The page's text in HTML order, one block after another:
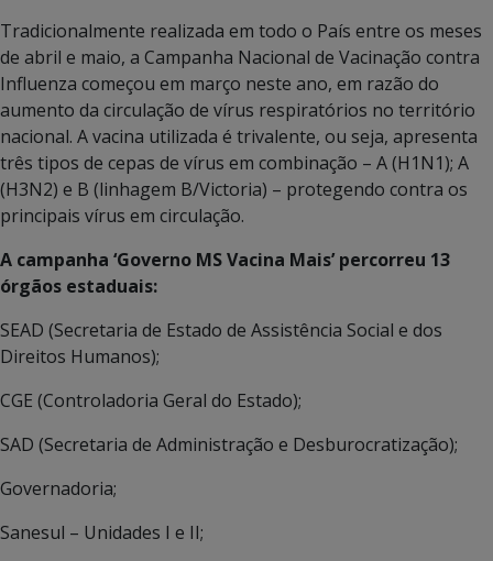
Tradicionalmente realizada em todo o País entre os meses
de abril e maio, a Campanha Nacional de Vacinação contra
Influenza começou em março neste ano, em razão do
aumento da circulação de vírus respiratórios no território
nacional. A vacina utilizada é trivalente, ou seja, apresenta
três tipos de cepas de vírus em combinação – A (H1N1); A
(H3N2) e B (linhagem B/Victoria) – protegendo contra os
principais vírus em circulação.
A campanha ‘Governo MS Vacina Mais’ percorreu 13
órgãos estaduais:
SEAD (Secretaria de Estado de Assistência Social e dos
Direitos Humanos);
CGE (Controladoria Geral do Estado);
SAD (Secretaria de Administração e Desburocratização);
Governadoria;
Sanesul – Unidades I e II;